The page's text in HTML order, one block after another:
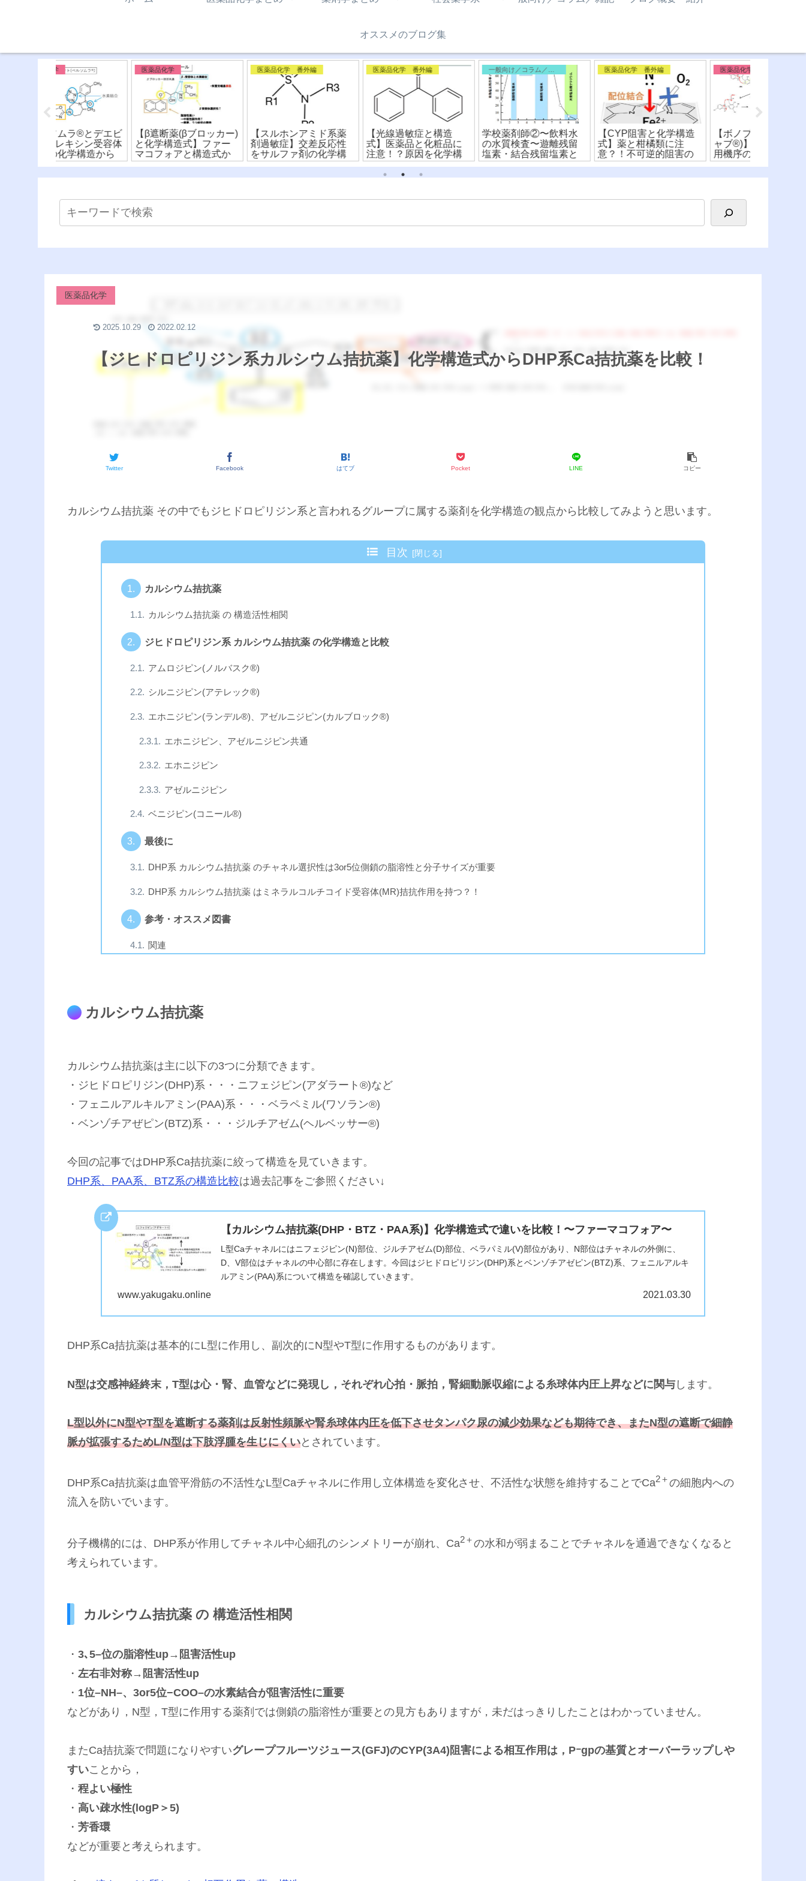
オススメのブログ集
医薬品化学 番外編
【スルホンアミド系薬
剤過敏症】交差反応性
をサルファ剤の化学構
造式から比較！
医薬品化学 番外編
【光線過敏症と構造
式】医薬品と化粧品に
注意！？原因を化学構
造式から解説！
学校薬剤師②〜飲料水
の水質検査〜遊離残留
塩素・結合残留塩素と
消費量・要求量
医薬品化学 番外編
【CYP阻害と化学構造
式】薬と柑橘類に注
意？！不可逆的阻害の
メカニズムを解説！
医薬品化学
【ボノプラザン(タケキ
ャブ®︎)】従来PPIとの作
用機序の違いなどを構
造式から比較！
医薬品化学
【シスプラチン(白金製
剤)】化学構造と錯体〜
酸化数・配位結合や作
用機序を詳しく解
【ジヒドロピリジン系カルシウム拮抗薬】化学構造式からDHP系Ca拮抗薬を比較！
医薬品化学
Twitter Facebook はてブ Pocket LINE コピー
2025.10.29 2022.02.12
カルシウム拮抗薬 その中でもジヒドロピリジン系と言われるグループに属する薬剤を化学構造の観点から比較してみようと思います。
目次
カルシウム拮抗薬
カルシウム拮抗薬 の 構造活性相関
ジヒドロピリジン系 カルシウム拮抗薬 の化学構造と比較
アムロジピン(ノルバスク®︎)
シルニジピン(アテレック®︎)
エホニジピン(ランデル®︎)、アゼルニジピン(カルブロック®︎)
エホニジピン、アゼルニジピン共通
エホニジピン
アゼルニジピン
ベニジピン(コニール®︎)
最後に
DHP系 カルシウム拮抗薬 のチャネル選択性は3or5位側鎖の脂溶性と分子サイズが重要
DHP系 カルシウム拮抗薬 はミネラルコルチコイド受容体(MR)拮抗作用を持つ？！
参考・オススメ図書
関連
カルシウム拮抗薬
カルシウム拮抗薬は主に以下の3つに分類できます。
・ジヒドロピリジン(DHP)系・・・ニフェジピン(アダラート®︎)など
・フェニルアルキルアミン(PAA)系・・・ベラペミル(ワソラン®︎)
・ベンゾチアぜピン(BTZ)系・・・ジルチアゼム(ヘルベッサー®︎)
今回の記事ではDHP系Ca拮抗薬に絞って構造を見ていきます。
DHP系、PAA系、BTZ系の構造比較は過去記事をご参照ください↓
【カルシウム拮抗薬(DHP・BTZ・PAA系)】化学構造式で違いを比較！〜ファーマコフォア〜
L型Caチャネルにはニフェジピン(N)部位、ジルチアゼム(D)部位、ベラパミル(V)部位があり、N部位はチャネルの外側に、
D、V部位はチャネルの中心部に存在します。今回はジヒドロピリジン(DHP)系とベンゾチアゼピン(BTZ)系、フェニルアルキ
ルアミン(PAA)系について構造を確認していきます。
www.yakugaku.online 2021.03.30
DHP系Ca拮抗薬は基本的にL型に作用し、副次的にN型やT型に作用するものがあります。
N型は交感神経終末，T型は心・腎、血管などに発現し，それぞれ心拍・脈拍，腎細動脈収縮による糸球体内圧上昇などに関与 します。
L型以外にN型やT型を遮断する薬剤は反射性頻脈や腎糸球体内圧を低下させタンパク尿の減少効果なども期待でき、またN型の遮断で細静
脈が拡張するためL/N型は下肢浮腫を生じにくいとされています。
DHP系Ca拮抗薬は血管平滑筋の不活性なL型Caチャネルに作用し立体構造を変化させ、不活性な状態を維持することでCa2＋の細胞内への
流入を防いでいます。
分子機構的には、DHP系が作用してチャネル中心細孔のシンメトリーが崩れ、Ca2＋の水和が弱まることでチャネルを通過できなくなると
考えられています。
カルシウム拮抗薬 の 構造活性相関
・ 3､5–位の脂溶性up→阻害活性up
・ 左右非対称→阻害活性up
・ 1位–NH–、3or5位−COO–の水素結合が阻害活性に重要
などがあり，N型，T型に作用する薬剤では側鎖の脂溶性が重要との見方もありますが，未だはっきりしたことはわかっていません。
またCa拮抗薬で問題になりやすいグレープフルーツジュース(GFJ)のCYP(3A4)阻害による相互作用は，Pｰgpの基質とオーバーラップしや
すいことから，
・ 程よい極性
・ 高い疎水性(logP＞5)
・ 芳香環
などが重要と考えられます。